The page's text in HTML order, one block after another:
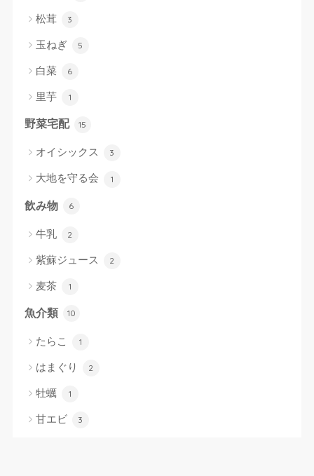
松茸 3
玉ねぎ 5
白菜 6
里芋 1
野菜宅配 15
オイシックス 3
大地を守る会 1
飲み物 6
牛乳 2
紫蘇ジュース 2
麦茶 1
魚介類 10
たらこ 1
はまぐり 2
牡蠣 1
甘エビ 3